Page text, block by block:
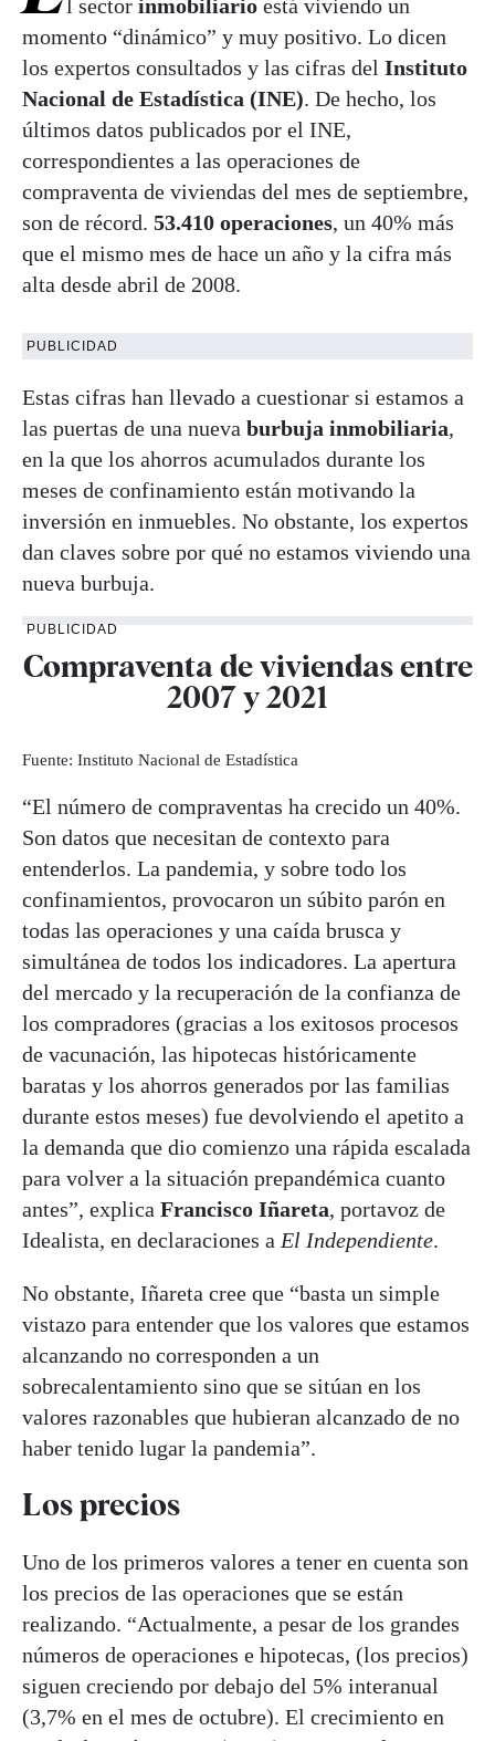
l sector inmobiliario está viviendo un
momento “dinámico” y muy positivo. Lo dicen
los expertos consultados y las cifras del Instituto
Nacional de Estadística (INE). De hecho, los
últimos datos publicados por el INE,
correspondientes a las operaciones de
compraventa de viviendas del mes de septiembre,
son de récord. 53.410 operaciones, un 40% más
que el mismo mes de hace un año y la cifra más
alta desde abril de 2008.
PUBLICIDAD
Estas cifras han llevado a cuestionar si estamos a
las puertas de una nueva burbuja inmobiliaria,
en la que los ahorros acumulados durante los
meses de confinamiento están motivando la
inversión en inmuebles. No obstante, los expertos
dan claves sobre por qué no estamos viviendo una
nueva burbuja.
PUBLICIDAD
Compraventa de viviendas entre
2007 y 2021
Fuente: Instituto Nacional de Estadística
“El número de compraventas ha crecido un 40%.
Son datos que necesitan de contexto para
entenderlos. La pandemia, y sobre todo los
confinamientos, provocaron un súbito parón en
todas las operaciones y una caída brusca y
simultánea de todos los indicadores. La apertura
del mercado y la recuperación de la confianza de
los compradores (gracias a los exitosos procesos
de vacunación, las hipotecas históricamente
baratas y los ahorros generados por las familias
durante estos meses) fue devolviendo el apetito a
la demanda que dio comienzo una rápida escalada
para volver a la situación prepandémica cuanto
antes”, explica Francisco Iñareta, portavoz de
Idealista, en declaraciones a El Independiente.
No obstante, Iñareta cree que “basta un simple
vistazo para entender que los valores que estamos
alcanzando no corresponden a un
sobrecalentamiento sino que se sitúan en los
valores razonables que hubieran alcanzado de no
haber tenido lugar la pandemia”.
Los precios
Uno de los primeros valores a tener en cuenta son
los precios de las operaciones que se están
realizando. “Actualmente, a pesar de los grandes
números de operaciones e hipotecas, (los precios)
siguen creciendo por debajo del 5% interanual
(3,7% en el mes de octubre). El crecimiento en